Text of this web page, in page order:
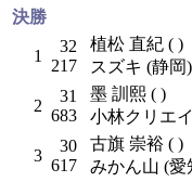
決勝
1
32
217
植松 直紀 ( )
スズキ (静岡)
2
31
683
墨 訓熙 ( )
小林クリエ
3
30
617
古旗 崇裕 ( )
みかん山 (愛